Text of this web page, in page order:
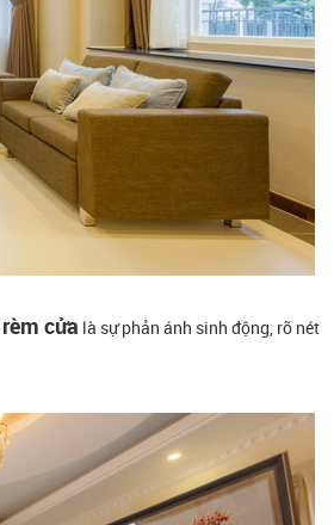
rèm cửa là sự phản ánh sinh động, rõ nét